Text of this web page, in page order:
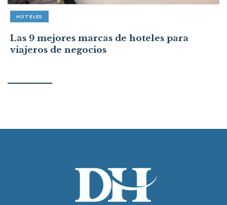
HOTELES
Las 9 mejores marcas de hoteles para
viajeros de negocios